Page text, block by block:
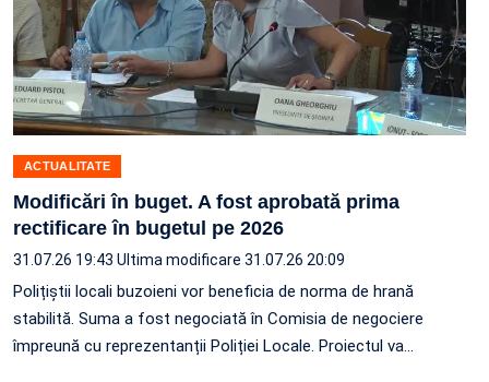
ACTUALITATE
Modificări în buget. A fost aprobată prima
rectificare în bugetul pe 2026
31.07.26 19:43 Ultima modificare 31.07.26 20:09
Polițiștii locali buzoieni vor beneficia de norma de hrană
stabilită. Suma a fost negociată în Comisia de negociere
împreună cu reprezentanții Poliției Locale. Proiectul va…